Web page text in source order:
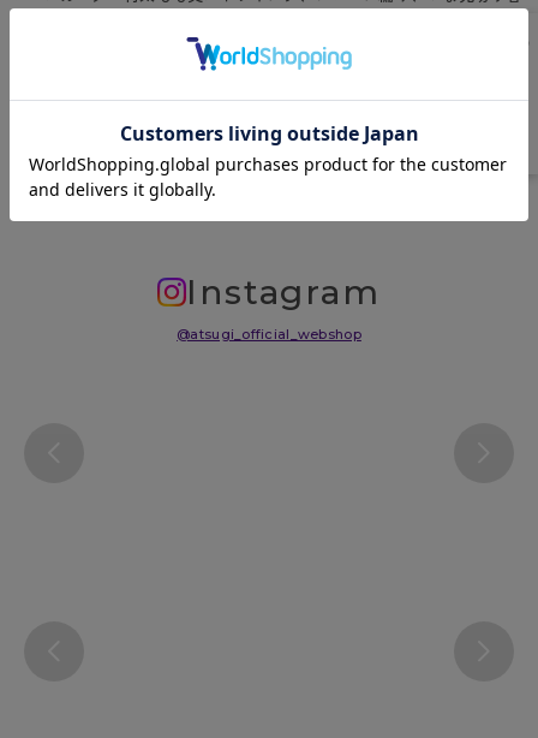
サイズ表 洗濯表示について よくある質問(FAQ)
Instagram
@atsugi_official_webshop